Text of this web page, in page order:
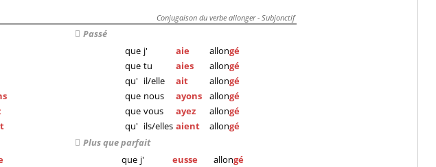
Conjugaison du verbe allonger - Subjonctif
Passé
que j' aie allongé
que tu aies allongé
qu' il/elle ait allongé
que nous ayons allongé
que vous ayez allongé
qu' ils/elles aient allongé
Plus que parfait
que j' eusse allongé